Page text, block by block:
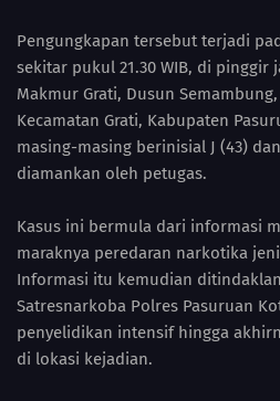
Pengungkapan tersebut terjadi
sekitar pukul 21.30 WIB, di pinggir
Makmur Grati, Dusun
Kecamatan Grati, Kabupaten
masing-masing berinisial J (43)
diamankan oleh petugas.
Kasus ini bermula dari informasi
maraknya peredaran narkotika
Informasi itu kemudian
Satresnarkoba Polres Pasuruan
penyelidikan intensif hingga
di lokasi kejadian.